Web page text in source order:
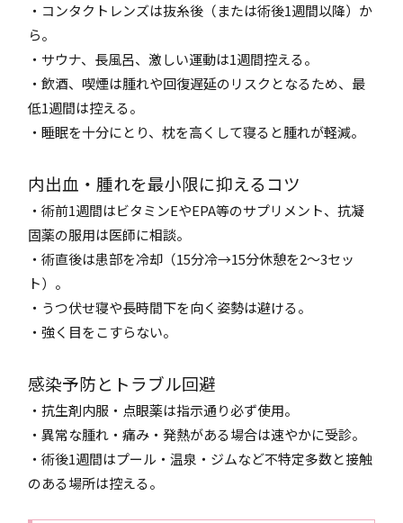
・コンタクトレンズは抜糸後（または術後1週間以降）か
ら。
・サウナ、長風呂、激しい運動は1週間控える。
・飲酒、喫煙は腫れや回復遅延のリスクとなるため、最
低1週間は控える。
・睡眠を十分にとり、枕を高くして寝ると腫れが軽減。
内出血・腫れを最小限に抑えるコツ
・術前1週間はビタミンEやEPA等のサプリメント、抗凝
固薬の服用は医師に相談。
・術直後は患部を冷却（15分冷→15分休憩を2～3セッ
ト）。
・うつ伏せ寝や長時間下を向く姿勢は避ける。
・強く目をこすらない。
感染予防とトラブル回避
・抗生剤内服・点眼薬は指示通り必ず使用。
・異常な腫れ・痛み・発熱がある場合は速やかに受診。
・術後1週間はプール・温泉・ジムなど不特定多数と接触
のある場所は控える。